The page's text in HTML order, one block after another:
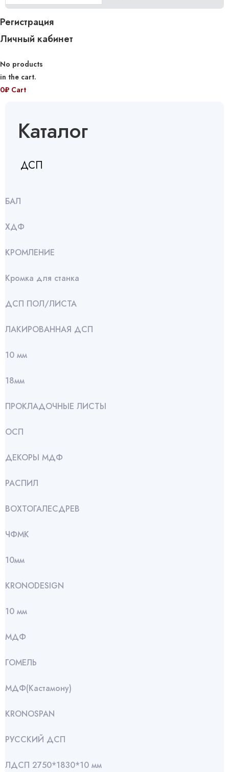
Регистрация
Личный кабинет
No products
in the cart.
0₽ Cart
Каталог
ДСП
БАЛ
ХДФ
КРОМЛЕНИЕ
Кромка для станка
ДСП ПОЛ/ЛИСТА
ЛАКИРОВАННАЯ ДСП
10 мм
18мм
ПРОКЛАДОЧНЫЕ ЛИСТЫ
ОСП
ДЕКОРЫ МДФ
РАСПИЛ
ВОХТОГАЛЕСДРЕВ
ЧФМК
10мм
KRONODESIGN
10 мм
МДФ
ГОМЕЛЬ
МДФ(Кастамону)
KRONOSPAN
РУССКИЙ ДСП
ЛДСП 2750*1830*10 мм